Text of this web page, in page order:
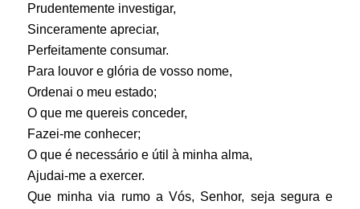
Prudentemente investigar,
Sinceramente apreciar,
Perfeitamente consumar.
Para louvor e glória de vosso nome,
Ordenai o meu estado;
O que me quereis conceder,
Fazei-me conhecer;
O que é necessário e útil à minha alma,
Ajudai-me a exercer.
Que minha via rumo a Vós, Senhor, seja segura e